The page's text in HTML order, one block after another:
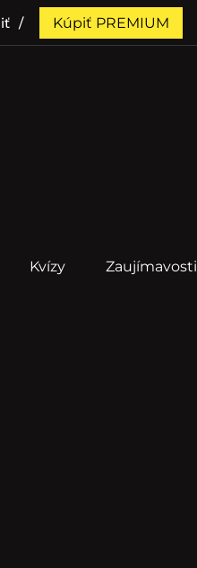
Kúpiť PREMIUM
Kvízy Zaujímavosti